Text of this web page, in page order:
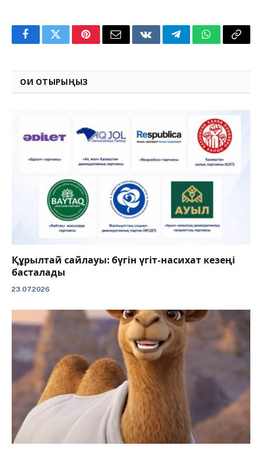
FacebookTwitterPinterestEmail VKontakteTelegramWhatsApp
Copy
ОҚИ ОТЫРЫҢЫЗ
Құрылтай сайлауы: бүгін үгіт-насихат кезеңі
басталады
23.07.2026